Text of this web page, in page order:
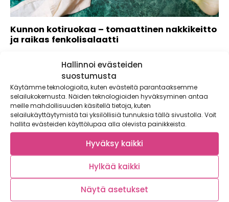
Hallinnoi evästeiden
suostumusta
Käytämme teknologioita, kuten evästeitä parantaaksemme
selailukokemusta. Näiden teknologioiden hyväksyminen antaa
meille mahdollisuuden käsitellä tietoja, kuten
selailukäyttäytymistä tai yksilöllisiä tunnuksia tällä sivustolla. Voit
hallita evästeiden käyttölupaa alla olevista painikkeista.
Hyväksy kaikki
Hylkää kaikki
Näytä asetukset
Kunnon kotiruokaa – tomaattinen nakkikeitto
ja raikas fenkolisalaatti
kirpeinä pakkaspäivinä. Arjen luottokeittoihin kuuluva
nakkisoppa nousee...
Tilaa kasvispitoinen uutiskirje